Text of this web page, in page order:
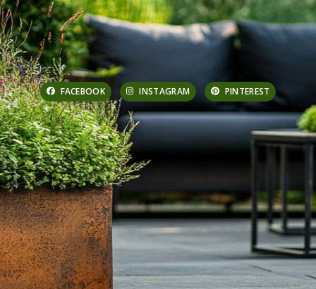
FACEBOOK INSTAGRAM PINTEREST